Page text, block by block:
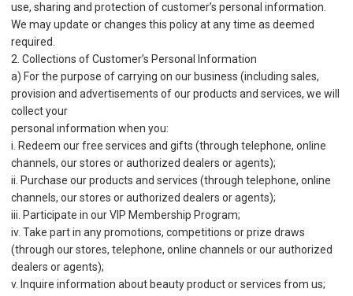
use, sharing and protection of customer’s personal information.
We may update or changes this policy at any time as deemed
required.
2. Collections of Customer’s Personal Information
a) For the purpose of carrying on our business (including sales,
provision and advertisements of our products and services, we will
collect your
personal information when you:
i. Redeem our free services and gifts (through telephone, online
channels, our stores or authorized dealers or agents);
ii. Purchase our products and services (through telephone, online
channels, our stores or authorized dealers or agents);
iii. Participate in our VIP Membership Program;
iv. Take part in any promotions, competitions or prize draws
(through our stores, telephone, online channels or our authorized
dealers or agents);
v. Inquire information about beauty product or services from us;